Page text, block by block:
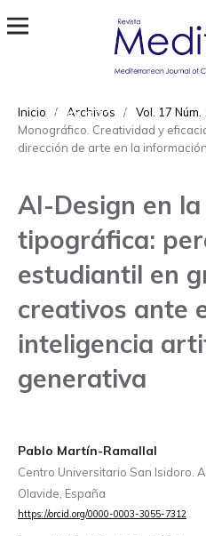
1989-872X
Inicio / Archivos / Vol. 17
Monográfico. Creatividad y
dirección de arte en la
AI-Design en
tipográfica:
estudiantil en
creativos ante
inteligencia
generativa
Pablo Martín-Ramallal
Centro Universitario San Isidoro.
Olavide, España
https://orcid.org/0000-0003-3055-7312